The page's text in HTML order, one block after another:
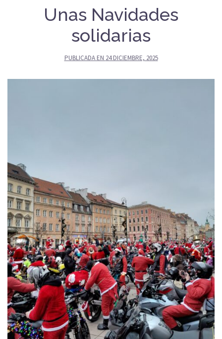
Unas Navidades
solidarias
PUBLICADA EN 24 DICIEMBRE, 2025